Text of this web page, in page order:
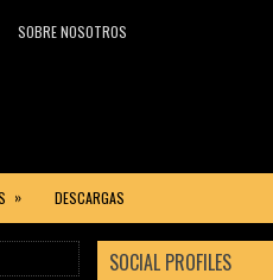
SOBRE NOSOTROS
» DESCARGAS
SOCIAL PROFILES